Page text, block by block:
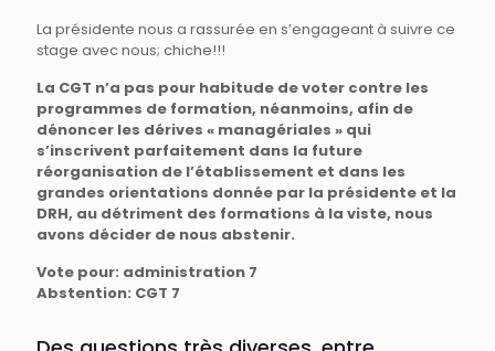
La présidente nous a rassurée en s’engageant à suivre ce
stage avec nous; chiche!!!
La CGT n’a pas pour habitude de voter contre les
programmes de formation, néanmoins, afin de
dénoncer les dérives « managériales » qui
s’inscrivent parfaitement dans la future
réorganisation de l’établissement et dans les
grandes orientations donnée par la présidente et la
DRH, au détriment des formations à la viste, nous
avons décider de nous abstenir.
Vote pour: administration 7
Abstention: CGT 7